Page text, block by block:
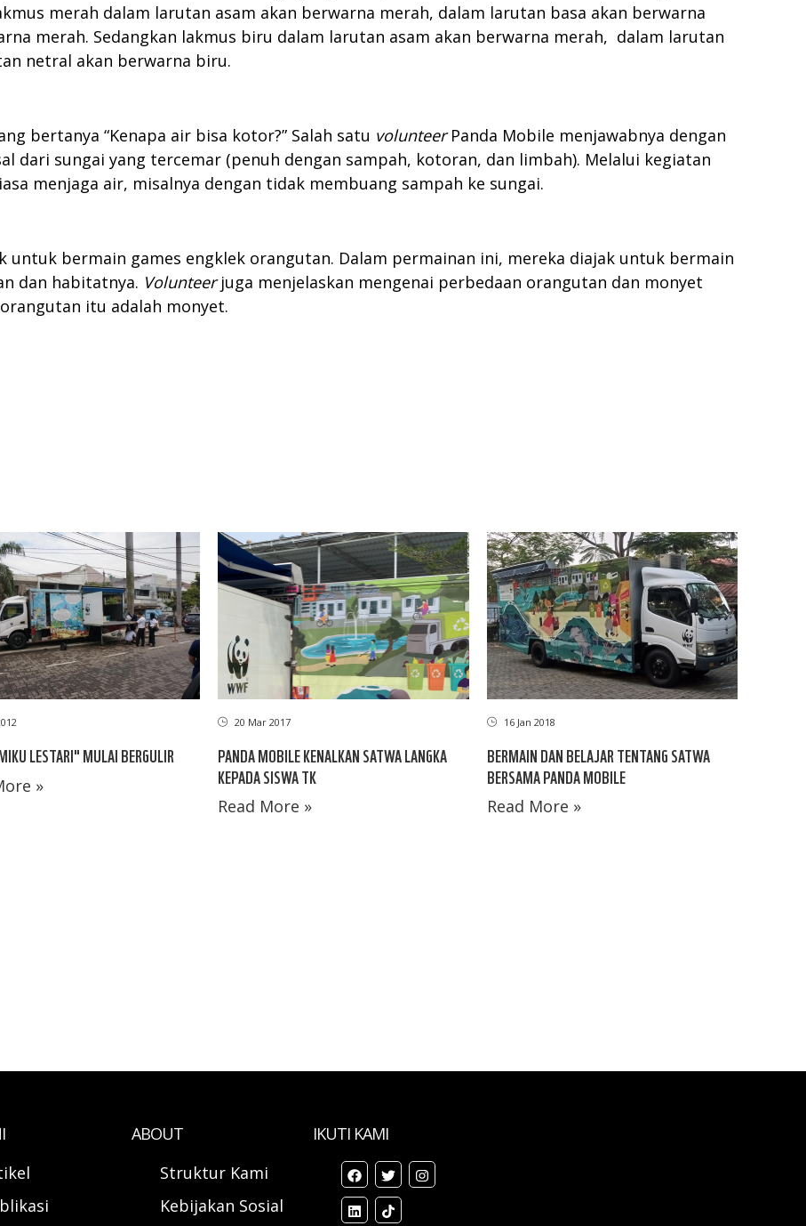
merah dalam larutan asam akan berwarna merah, dalam larutan basa akan berwarna
merah. Sedangkan lakmus biru dalam larutan asam akan berwarna merah, dalam larutan
netral akan berwarna biru.
bertanya “Kenapa air bisa kotor?” Salah satu volunteerPanda Mobile menjawabnya dengan
dari sungai yang tercemar (penuh dengan sampah, kotoran, dan limbah). Melalui kegiatan
menjaga air, misalnya dengan tidak membuang sampah ke sungai.
untuk bermain games engklek orangutan. Dalam permainan ini, mereka diajak untuk bermain
dan habitatnya. Volunteerjuga menjelaskan mengenai perbedaan orangutan dan monyet
itu adalah monyet.
LESTARI" MULAI BERGULIR
»
20 Mar 2017
PANDA MOBILE KENALKAN SATWA LANGKA
KEPADA SISWA TK
Read More »
16 Jan 2018
BERMAIN DAN BELAJAR TENTANG SATWA
BERSAMA PANDA MOBILE
Read More »
ABOUT
Struktur Kami
Kebijakan Sosial
IKUTI KAMI